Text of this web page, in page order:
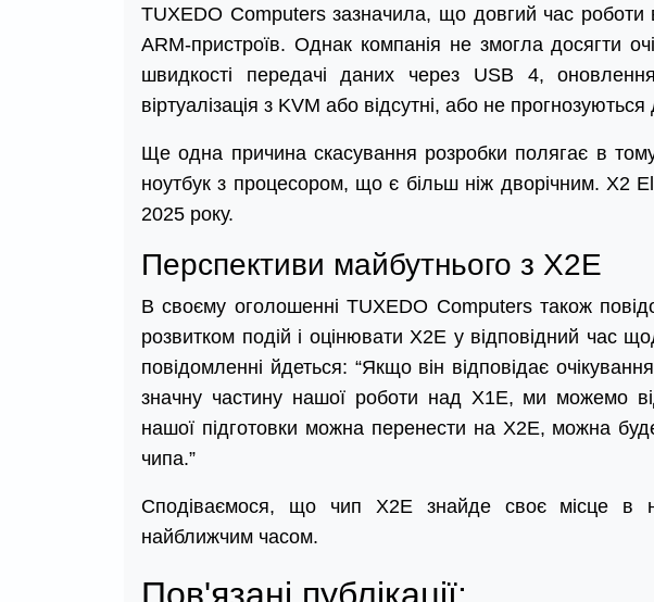
TUXEDO Computers зазначила, що довгий час
ARM-пристроїв. Однак компанія не змогла досягти
швидкості передачі даних через USB 4,
віртуалізація з KVM або відсутні, або не
Ще одна причина скасування розробки полягає в
ноутбук з процесором, що є більш ніж дворічним. X2
2025 року.
Перспективи майбутнього з X2E
В своєму оголошенні TUXEDO Computers також
розвитком подій і оцінювати X2E у відповідний час
повідомленні йдеться: “Якщо він відповідає
значну частину нашої роботи над X1E, ми можемо
нашої підготовки можна перенести на X2E, можна
чипа.”
Сподіваємося, що чип X2E знайде своє місце в
найближчим часом.